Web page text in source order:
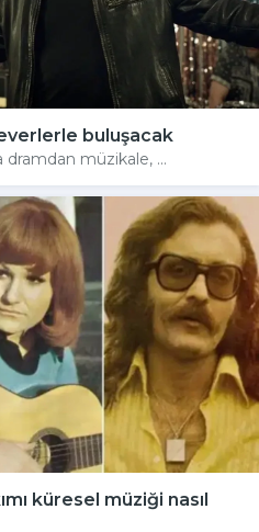
buluşacak
dramdan müzikale, ...
küresel müziği nasıl